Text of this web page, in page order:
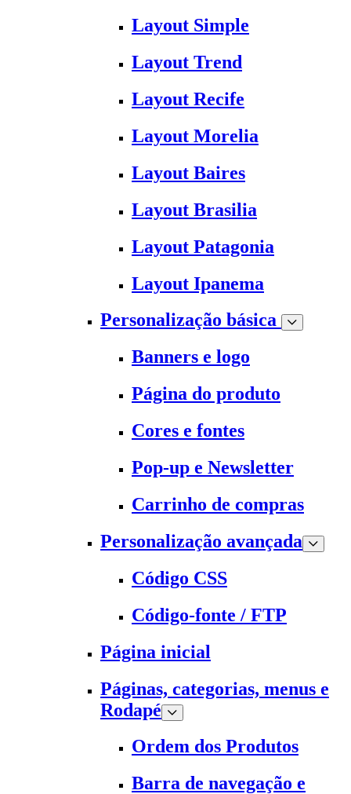
Layout Simple
Layout Trend
Layout Recife
Layout Morelia
Layout Baires
Layout Brasilia
Layout Patagonia
Layout Ipanema
Personalização básica
Banners e logo
Página do produto
Cores e fontes
Pop-up e Newsletter
Carrinho de compras
Personalização avançada
Código CSS
Código-fonte / FTP
Página inicial
Páginas, categorias, menus e
Rodapé
Ordem dos Produtos
Barra de navegação e